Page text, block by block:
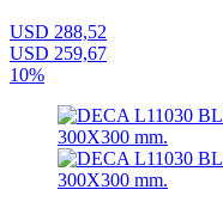
USD 288,52
USD 259,67
10%